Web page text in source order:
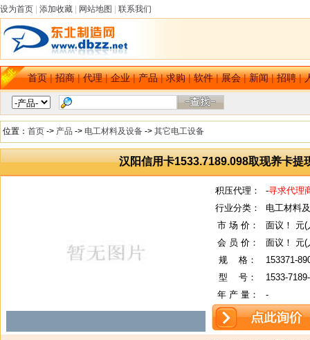
设为首页 添加收藏 网站地图 联系我们
首页|招商|代理|企业|产品|求购|软件|展会|新闻|招聘|
位置： 首页 -> 产品 -> 电工材料及设备 -> 其它电工设备
汉阳信用卡1533.7189.098取现养卡提
积压代理： -寻求代理
行业分类：
电工材料
市 场 价：
面议！ 元(
会 员 价：
面议！ 元(
规
格：
153371-
型
号：
1533-
年 产 量：
-